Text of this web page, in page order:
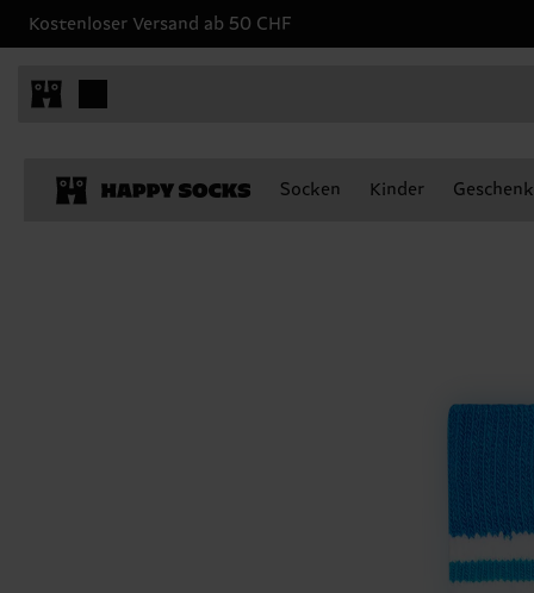
Kostenloser Versand ab 50 CHF
Socken Kinder